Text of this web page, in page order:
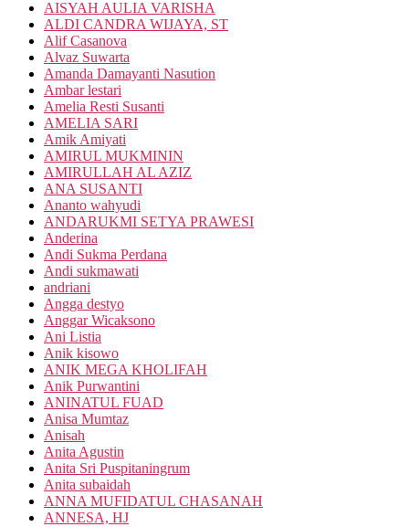
AISYAH AULIA VARISHA
ALDI CANDRA WIJAYA, ST
Alif Casanova
Alvaz Suwarta
Amanda Damayanti Nasution
Ambar lestari
Amelia Resti Susanti
AMELIA SARI
Amik Amiyati
AMIRUL MUKMININ
AMIRULLAH AL AZIZ
ANA SUSANTI
Ananto wahyudi
ANDARUKMI SETYA PRAWESI
Anderina
Andi Sukma Perdana
Andi sukmawati
andriani
Angga destyo
Anggar Wicaksono
Ani Listia
Anik kisowo
ANIK MEGA KHOLIFAH
Anik Purwantini
ANINATUL FUAD
Anisa Mumtaz
Anisah
Anita Agustin
Anita Sri Puspitaningrum
Anita subaidah
ANNA MUFIDATUL CHASANAH
ANNESA, HJ